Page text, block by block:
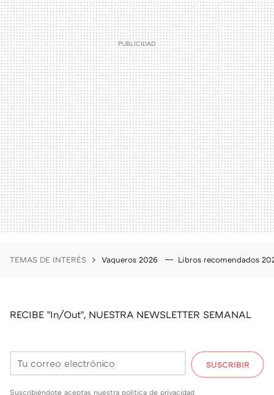
TEMAS DE INTERÉS Vaqueros 2026 Libros recomendados
RECIBE "In/Out", NUESTRA NEWSLETTER SEMANAL
SUSCRIBIR
Suscribiéndote aceptas nuestra política de privacidad